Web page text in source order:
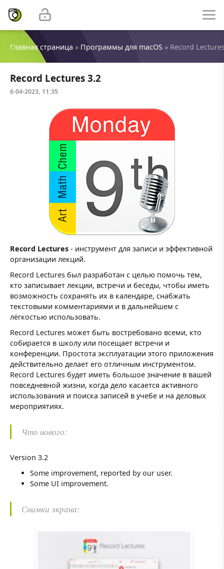
Главная страница » Программы для macOS » Record
Record Lectures 3.2
6-04-2023, 11:35
Record Lectures - инструмент для записи и эффективной
организации лекций.
Record Lectures был разработан с целью помочь тем,
кто записывает лекции, встречи и беседы, чтобы иметь
возможность сохранять их в календаре, снабжать
текстовыми комментариями и в дальнейшем с
лёгкостью использовать.
Record Lectures может быть востребовано всеми, кто
собирается в школу или посещает встречи и
конференции. Простота эксплуатации этого приложения
действительно делает его отличным инструментом.
Record Lectures будет иметь большое значение в вашей
повседневной жизни, когда дело касается активного
использования и поиска записей в учебе и на деловых
мероприятиях.
Что нового:
Version 3.2
Some improvement, reported by our user.
Some UI improvement.
Снимки экрана: